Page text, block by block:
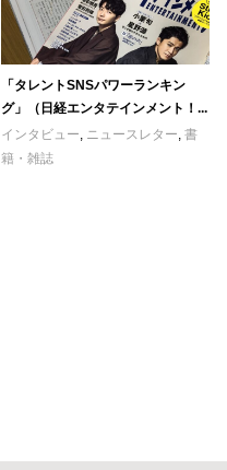
「タレントSNSパワーランキン
グ」（日経エンタテインメント！...
インタビュー, ニュースレター,書
籍・雑誌